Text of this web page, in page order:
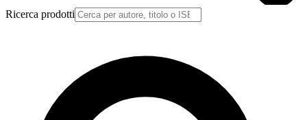
Ricerca prodotti